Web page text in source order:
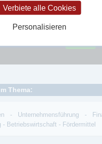
tweet
Thema:
- Unternehmensführung -
- Betriebswirtschaft - Fördermittel
Verbiete alle Cookies
Personalisieren